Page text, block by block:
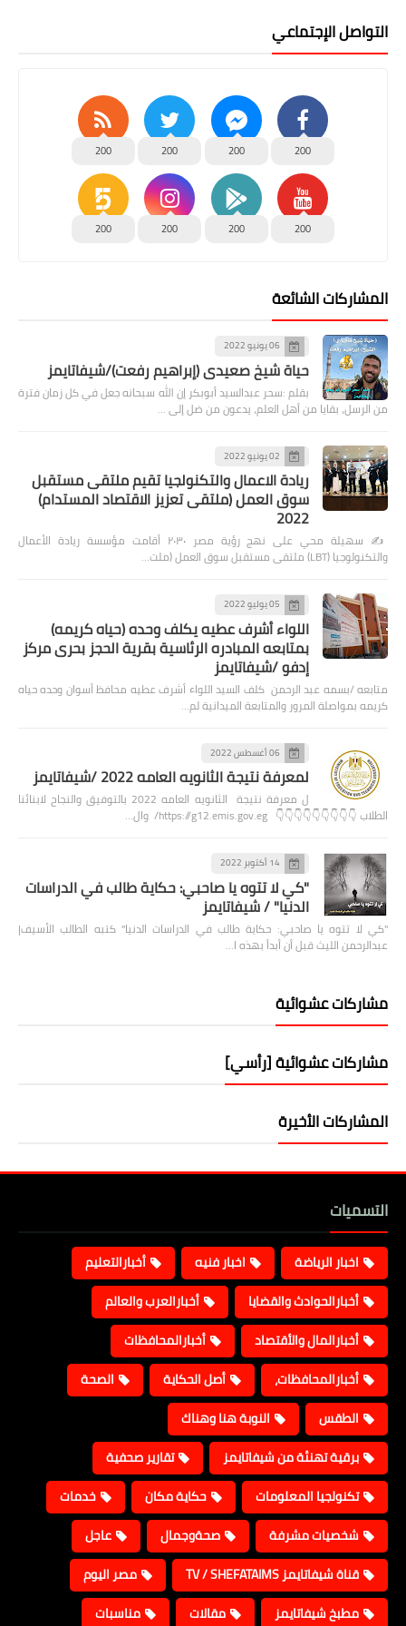
التواصل الإجتماعي
200
200
200
200
200
200
200
200
المشاركات الشائعة
06 يونيو 2022
حياة شيخ صعيدى (إبراهيم رفعت)/شيفاتايمز
بقلم :سحر عبدالسيد أبوبكر إن الله سبحانه جعل في كل زمان فترة
من الرسل، بقايا من أهل العلم، يدعون من ضل إلى …
02 يونيو 2022
ريادة الاعمال والتكنولجيا تقيم ملتقى مستقبل
سوق العمل (ملتقى تعزيز الاقتصاد المستدام)
2022
✍️ سهيلة محي على نهج رؤية مصر ٢٠٣٠ أقامت مؤسسة ريادة الأعمال
والتكنولوجيا (LBT) ملتقى مستقبل سوق العمل (ملت…
05 يوليو 2022
اللواء أشرف عطيه يكلف وحده (حياه كريمه)
بمتابعه المبادره الرئاسية بقرية الحجز بحرى مركز
إدفو /شيفاتايمز
متابعه /بسمه عبد الرحمن كلف السيد اللواء أشرف عطيه محافظ أسوان وحده حياه
كريمه بمواصلة المرور والمتابعة الميدانية لم…
06 أغسطس 2022
لمعرفة نتيجة الثانويه العامه 2022 /شيفاتايمز
ل معرفة نتيجة الثانويه العامه 2022 بالتوفيق والنجاح لابنائنا
الطلاب 👇👇👇👇👇👇👇👇👇 https://g12.emis.gov.eg/ وال…
14 أكتوبر 2022
"كي لا تتوه يا صاحبي: حكاية طالب في الدراسات
الدنيا" / شيفاتايمز
"كي لا تتوه يا صاحبي: حكاية طالب في الدراسات الدنيا" كتبه الطالب الأسيف|
عبدالرحمن الليث قبل أن أبدأ بهذه ا…
مشاركات عشوائية
مشاركات عشوائية [رأسي]
المشاركات الأخيرة
التسميات
اخبار الرياضة اخبار فنيه
أخبارالتعليم
أخبارالحوادث والقضايا
أخبارالعرب والعالم
أخبارالمال والأقتصاد
أخبارالمحافظات
أخبارالمحافظات،
أصل الحكاية
الصحة
الطقس
النوبة هنا وهناك
برقية تهنئة من شيفاتايمز
تقارير صحفية
تكنولجيا المعلومات
حكاية مكان
خدمات
شخصيات مشرفة
صحةوجمال
عاجل
قناة شيفاتايمز TV / SHEFATAIMS
مصر اليوم
مطبخ شيفاتايمز
مقالات
مناسبات